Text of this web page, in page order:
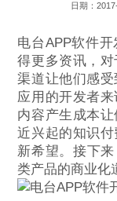
日期：
电台APP软件
得更多资讯，
渠道让他们感
应用的开发者
内容产生成本
近兴起的知识
新希望。接下
类产品的商业化